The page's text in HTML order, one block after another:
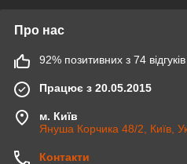
Про нас
92% позитивних з 74 відгуків
Працює з 20.05.2015
м. Київ
Януша Корчика 48/2, Київ,
Контакти